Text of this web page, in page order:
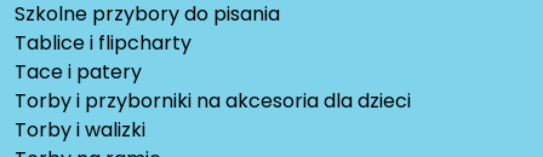
Szkolne przybory do pisania
Tablice i flipcharty
Tace i patery
Torby i przyborniki na akcesoria dla dzieci
Torby i walizki